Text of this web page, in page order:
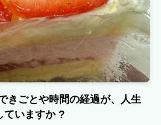
きごとや時間の経過が、人生
ていますか ?